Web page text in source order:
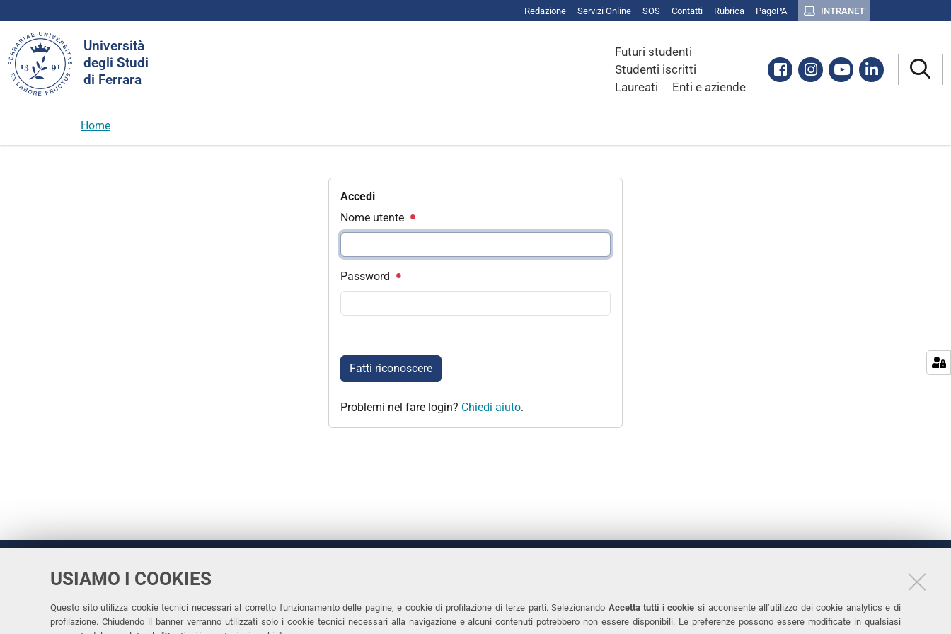
USIAMO I COOKIES
Questo sito utilizza cookie tecnici necessari al corretto funzionamento delle pagine, e cookie di profilazione di terze parti. Selezionando Accetta tutti i cookie si acconsente all’utilizzo dei cookie analytics e di
profilazione. Chiudendo il banner verranno utilizzati solo i cookie tecnici necessari alla navigazione e alcuni contenuti potrebbero non essere disponibili. Le preferenze possono essere modificate in qualsiasi
Redazione Servizi Online SOS Contatti Rubrica PagoPA INTRANET
Università
degli Studi
di Ferrara
Futuri studenti
Studenti iscritti
Laureati
Enti e aziende
Facebook
Instagram
YoutubeLinkedin
nel
sito
Home
Accedi
Nome utente
Password
Fatti riconoscere
Problemi nel fare login? Chiedi aiuto.
Università
di Ferrara
Rettrice: Prof.ssa Laura Ramaciotti
via Ludovico Ariosto, 35 - 44121 Ferrara
Tel. +39 0532 293111
Fax. +39 0532 293031
Accessibilità
Protezione dati personali